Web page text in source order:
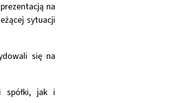
na
sytuacji
się na
spółki, jak i